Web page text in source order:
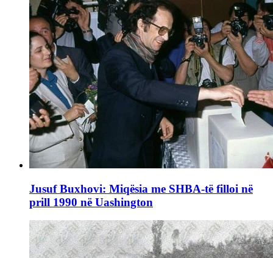
Jusuf Buxhovi: Miqësia me SHBA-të filloi në
prill 1990 në Uashington